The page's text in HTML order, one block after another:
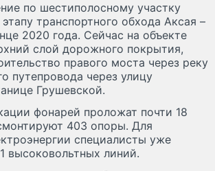
по шестиполосному участку
транспортного обхода Аксая –
2020 года. Сейчас на объекте
слой дорожного покрытия,
правого моста через реку
путепровода через улицу
Грушевской.
фонарей проложат почти 18
403 опоры. Для
специалисты уже
высоковольтных линий.